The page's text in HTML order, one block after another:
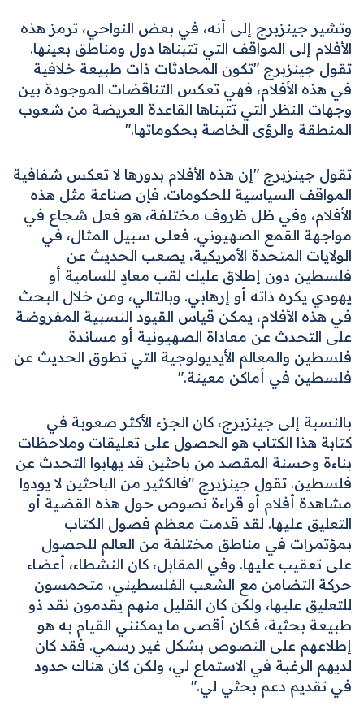
وتشير جينزبرج إلى أنه، في بعض النواحي، ترمز هذه
الأفلام إلى المواقف التي تتبناها دول ومناطق بعينها.
تقول جينزبرج "تكون المحادثات ذات طبيعة خلافية
في هذه الأفلام، فهي تعكس التناقضات الموجودة بين
وجهات النظر التي تتبناها القاعدة العريضة من شعوب
المنطقة والرؤى الخاصة بحكوماتها."
تقول جينزبرج "إن هذه الأفلام بدورها لا تعكس شفافية
المواقف السياسية للحكومات. فإن صناعة مثل هذه
الأفلام، وفي ظل ظروف مختلفة، هو فعل شجاع في
مواجهة القمع الصهيوني. فعلى سبيل المثال، في
الولايات المتحدة الأمريكية، يصعب الحديث عن
فلسطين دون إطلاق عليك لقب معادٍ للسامية أو
يهودي يكره ذاته أو إرهابي. وبالتالي، ومن خلال البحث
في هذه الأفلام، يمكن قياس القيود النسبية المفروضة
على التحدث عن معاداة الصهيونية أو مساندة
فلسطين والمعالم الأيديولوجية التي تطوق الحديث عن
فلسطين في أماكن معينة."
بالنسبة إلى جينزبرج، كان الجزء الأكثر صعوبة في
كتابة هذا الكتاب هو الحصول على تعليقات وملاحظات
بناءة وحسنة المقصد من باحثين قد يهابوا التحدث عن
فلسطين. تقول جينزبرج "فالكثير من الباحثين لا يودوا
مشاهدة أفلام أو قراءة نصوص حول هذه القضية أو
التعليق عليها. لقد قدمت معظم فصول الكتاب
بمؤتمرات في مناطق مختلفة من العالم للحصول
على تعقيب عليها. وفي المقابل، كان النشطاء، أعضاء
حركة التضامن مع الشعب الفلسطيني، متحمسون
للتعليق عليها، ولكن كان القليل منهم يقدمون نقد ذو
طبيعة بحثية، فكان أقصى ما يمكنني القيام به هو
إطلاعهم على النصوص بشكل غير رسمي. فقد كان
لديهم الرغبة في الاستماع لي، ولكن كان هناك حدود
في تقديم دعم بحثي لي."